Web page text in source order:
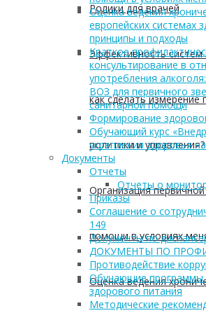
Ролики для врачей
Эффективность систем
как сделать измерение
политики и управления?
Организация
помощи в условиях
Оценка ведения
Оценка ведения
европейских системах
принципы и подходы
Краткое
консультирование в
употребления
ВОЗ для первичного
санитарной помощи
Формирование
Обучающий курс
укрепления здоровья
Документы
Отчеты
Отчеты о
Приказы
Соглашение о
149
Документы по
ДОКУМЕНТЫ ПО
Противодействие
Обучающие программы
здорового питания
Методические